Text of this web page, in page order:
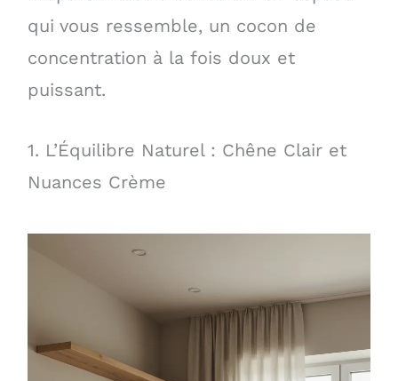
qui vous ressemble, un cocon de
concentration à la fois doux et
puissant.
1. L’Équilibre Naturel : Chêne Clair et
Nuances Crème